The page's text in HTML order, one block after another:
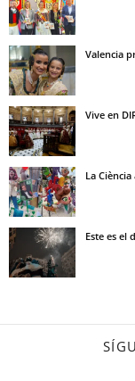
Valencia
Vive en
La
Este es el